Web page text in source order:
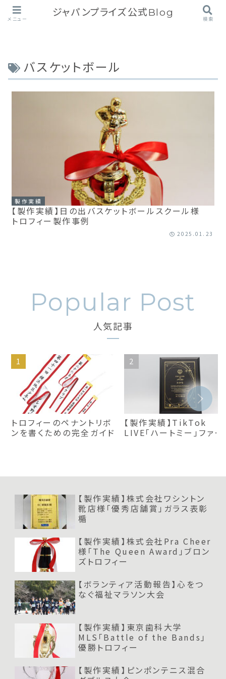
バスケットボール
製作実績
【製作実績】日の出バスケットボールスクール様
トロフィー製作事例
2025.01.23
人気記事
トロフィーのペナントリボ
ンを書くための完全ガイド
【製作実績】TikTok
LIVE「ハートミー」ファン
【製作実績】株式会社ワシントン
靴店様「優秀店舗賞」ガラス表彰
楯
【製作実績】株式会社Pra Cheer
様「The Queen Award」ブロン
ズトロフィー
【ボランティア活動報告】心をつ
なぐ福祉マラソン大会
【製作実績】東京歯科大学
MLS「Battle of the Bands」
優勝トロフィー
【製作実績】ピンポンテニス混合
メニュー
ジャパンプライズ公式Blog
検索